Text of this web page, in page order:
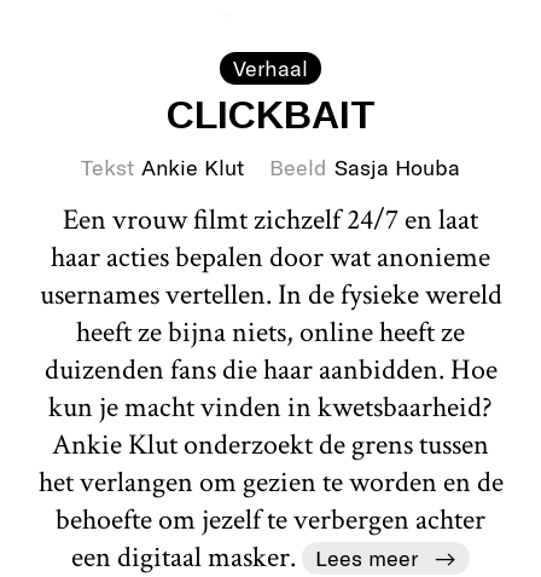
Verhaal
CLICKBAIT
Tekst Ankie Klut Beeld Sasja Houba
Een vrouw filmt zichzelf 24/7 en laat
haar acties bepalen door wat anonieme
usernames vertellen. In de fysieke wereld
heeft ze bijna niets, online heeft ze
duizenden fans die haar aanbidden. Hoe
kun je macht vinden in kwetsbaarheid?
Ankie Klut onderzoekt de grens tussen
het verlangen om gezien te worden en de
behoefte om jezelf te verbergen achter
een digitaal masker.
Lees meer